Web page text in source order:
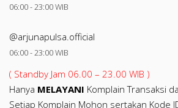
06:00 - 23:00 WIB
@arjunapulsa.official
06:00 - 23:00 WIB
( Standby Jam 06.00 – 23.00 WIB )
Hanya MELAYANI Komplain Transaksi
Setiap Komplain Mohon sertakan Kode